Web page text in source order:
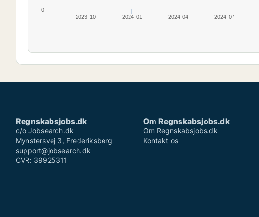
2023-10 2024-01 2024-04 2024-07
0
Regnskabsjobs.dk
c/o Jobsearch.dk
Mynstersvej 3, Frederiksberg
support@jobsearch.dk
CVR: 39925311
Om Regnskabsjobs.dk
Om Regnskabsjobs.dk
Kontakt os